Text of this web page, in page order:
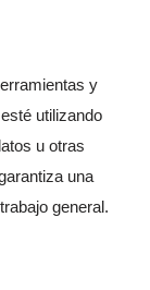
y
utilizando
u otras
una
general.